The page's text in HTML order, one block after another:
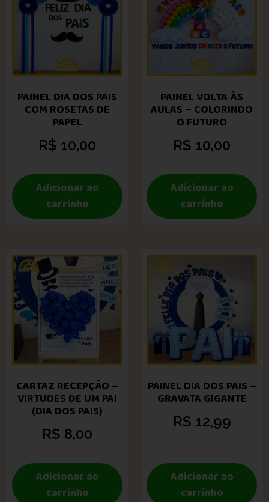
PAINEL DIA DOS PAIS
COM ROSETAS DE
PAPEL
R$ 10,00
Adicionar ao
carrinho
PAINEL VOLTA ÀS
AULAS – COLORINDO
O FUTURO
R$ 10,00
Adicionar ao
carrinho
CARTAZ RECEPÇÃO –
VIRTUDES DE UM PAI
(DIA DOS PAIS)
R$ 8,00
Adicionar ao
carrinho
PAINEL DIA DOS PAIS –
GRAVATA GIGANTE
R$ 12,99
Adicionar ao
carrinho